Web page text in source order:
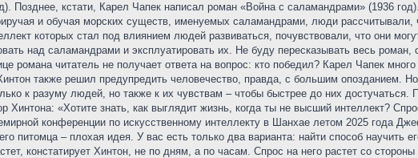
Позднее, кстати, Карел Чапек написал роман «Война с саламандрами» (1936
и обучая морских существ, именуемых саламандрами, люди
которых стал под влиянием людей развиваться, почувствовали, что они
над саламандрами и эксплуатировать их. Не буду пересказывать весь
романа читатель не получает ответа на вопрос: кто победил? Карел Чапек
также решил предупредить человечество, правда, с большим опозданием.
к разуму людей, но также к их чувствам – чтобы быстрее до них
Хинтона: «Хотите знать, как выглядит жизнь, когда ты не высший интеллект?
конференции по искусственному интеллекту в Шанхае летом 2025 года
питомца – плохая идея. У вас есть только два варианта: найти способ научить
констатирует Хинтон, не по дням, а по часам. Спрос на него растет со